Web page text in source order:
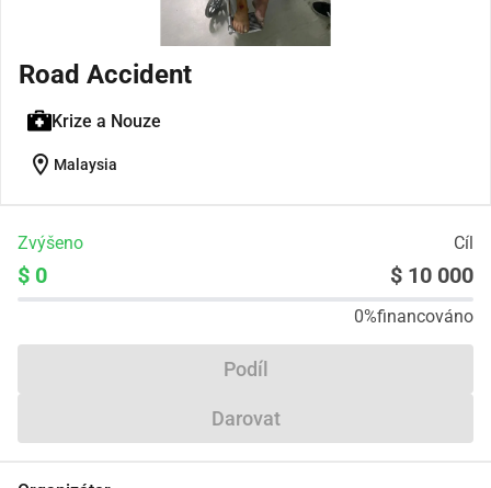
Road Accident
Krize a Nouze
location_on Malaysia
Zvýšeno Cíl
$ 0 $ 10 000
0%financováno
Podíl
Darovat